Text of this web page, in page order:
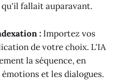
fallait auparavant.
: Importez vos
de votre choix. L'IA
la séquence, en
et les dialogues.